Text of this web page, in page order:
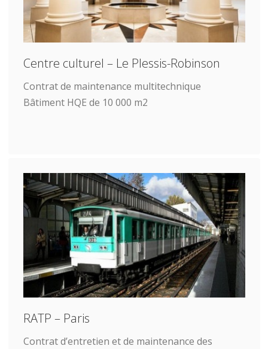
Centre culturel – Le Plessis-Robinson
Contrat de maintenance multitechnique
Bâtiment HQE de 10 000 m2
RATP – Paris
Contrat d’entretien et de maintenance des